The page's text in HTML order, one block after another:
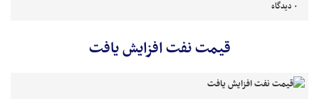
0 دیدگاه
قیمت نفت افزایش یافت